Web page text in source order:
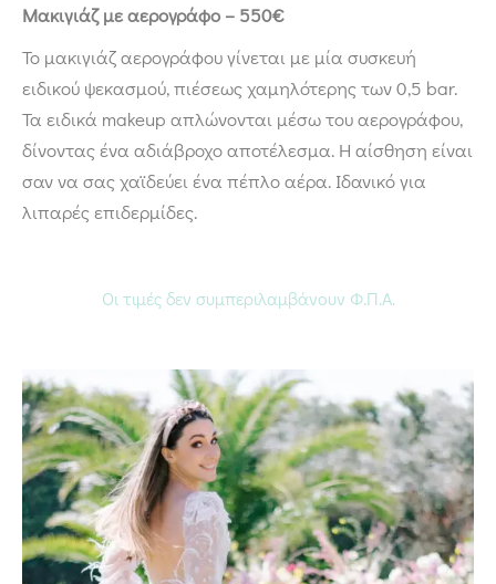
Μακιγιάζ με αερογράφο – 550€
Το μακιγιάζ αερογράφου γίνεται με μία συσκευή
ειδικού ψεκασμού, πιέσεως χαμηλότερης των 0,5 bar.
Τα ειδικά makeup απλώνονται μέσω του αερογράφου,
δίνοντας ένα αδιάβροχο αποτέλεσμα. Η αίσθηση είναι
σαν να σας χαϊδεύει ένα πέπλο αέρα. Ιδανικό για
λιπαρές επιδερμίδες.
Οι τιμές δεν συμπεριλαμβάνουν Φ.Π.Α.